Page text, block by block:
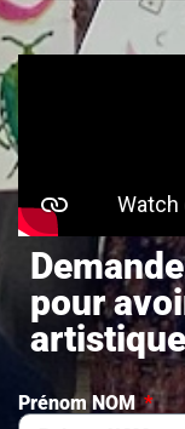
pour
Prénom NOM